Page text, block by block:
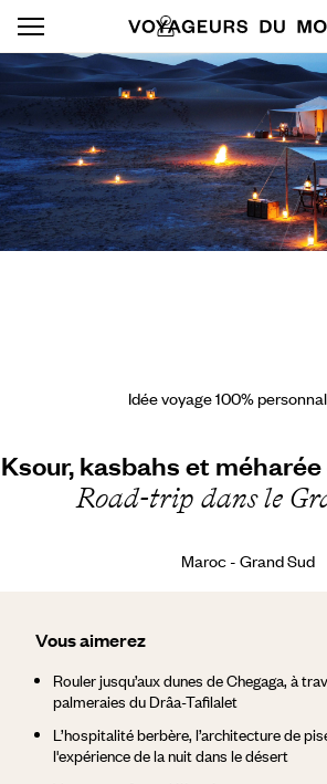
Idée voyage 100%
Ksour, kasbahs et
Road-trip dans le
Maroc - Grand Sud
Vous aimerez
Rouler jusqu’aux dunes de Chegaga, à
palmeraies du Drâa-Tafilalet
L’hospitalité berbère, l’architecture de
l'expérience de la nuit dans le désert